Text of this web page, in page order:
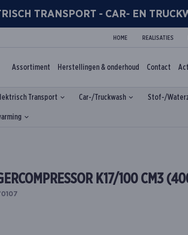
TRANSPORT - CAR- EN
HOME REALISATIES
Assortiment Herstellingen & onderhoud Contact
Transport Car-/Truckwash Stof-/
K17/100 CM3